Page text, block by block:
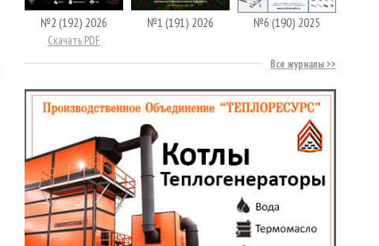
№2 (192) 2026
Скачать PDF
№1 (191) 2026 №6 (190) 2025
Все журналы